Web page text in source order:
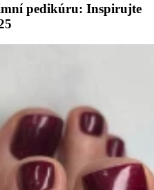
pedikúru: Inspirujte